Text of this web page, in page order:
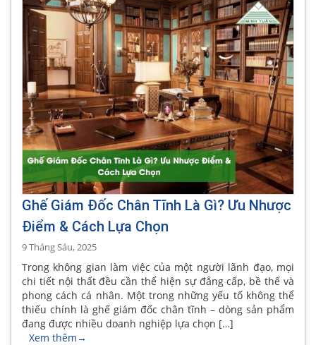
Ghế Giám Đốc Chân Tĩnh Là Gì? Ưu Nhược
Điểm & Cách Lựa Chọn
9 Tháng Sáu, 2025
Trong không gian làm việc của một người lãnh đạo, mọi
chi tiết nội thất đều cần thể hiện sự đẳng cấp, bề thế và
phong cách cá nhân. Một trong những yếu tố không thể
thiếu chính là ghế giám đốc chân tĩnh – dòng sản phẩm
đang được nhiều doanh nghiệp lựa chọn […]
Xem thêm→